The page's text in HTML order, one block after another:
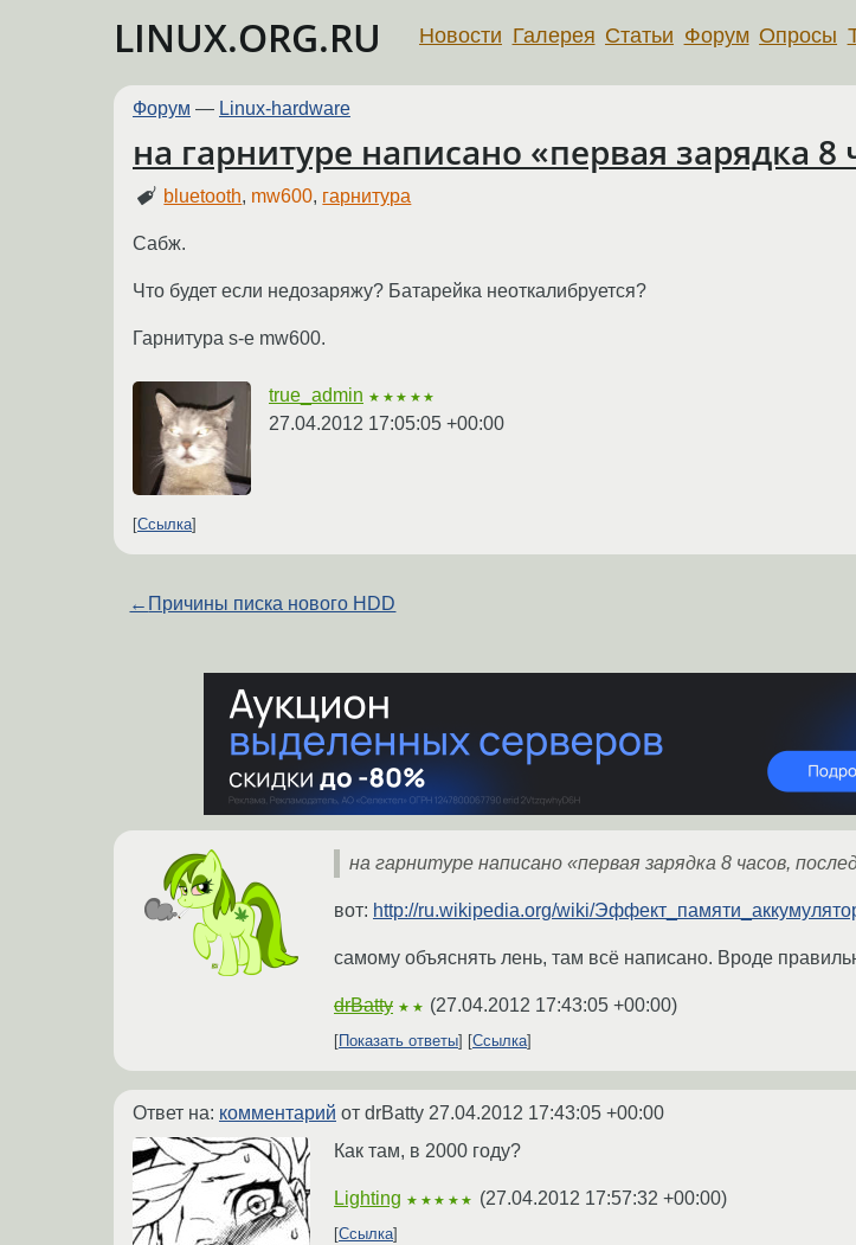
LINUX.ORG.RU Новости Галерея Статьи Форум Опросы
Форум — Linux-hardware
на гарнитуре написано «первая зарядка
bluetooth, mw600, гарнитура
Сабж.
Что будет если недозаряжу? Батарейка неоткалибруется?
Гарнитура s-e mw600.
true_admin ★★★★★
27.04.2012 17:05:05 +00:00
Ссылка
← Причины писка нового HDD
на гарнитуре написано «первая зарядка 8 часов,
вот: http://ru.wikipedia.org/wiki/
самому объяснять лень, там всё написано. Вроде
drBatty ★★ (27.04.2012 17:43:05 +00:00)
Показать ответы Ссылка
Ответ на: комментарий от drBatty 27.04.2012 17:43:05 +00:00
Как там, в 2000 году?
Lighting ★★★★★ (27.04.2012 17:57:32 +00:00)
Ссылка